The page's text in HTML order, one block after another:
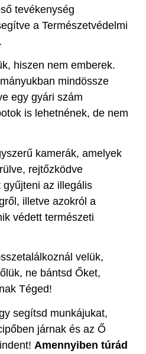
tevékenység
a Természetvédelmi
hiszen nem emberek.
mindössze
egy gyári szám
is lehetnének, de nem
kamerák, amelyek
rejtőzködve
az illegális
illetve azokról a
védett természeti
velük,
ne bántsd Őket,
Téged!
segítsd munkájukat,
járnak és az Ő
Amennyiben túrád